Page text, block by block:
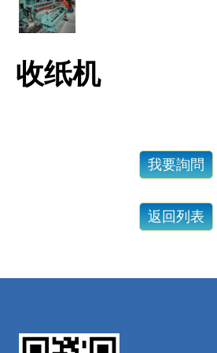
收纸机
我要詢問